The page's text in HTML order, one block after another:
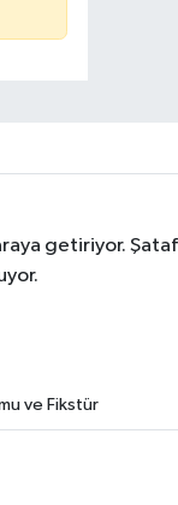
getiriyor.
ve Fikstür